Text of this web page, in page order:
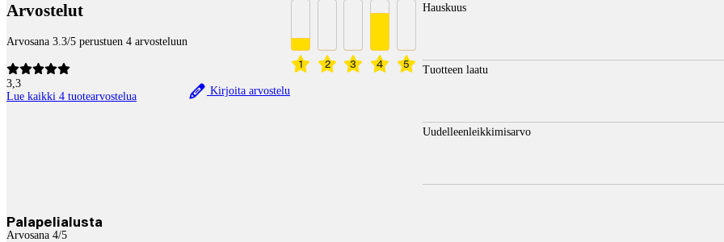
Arvostelut
Arvosana 3.3/5 perustuen 4 arvosteluun
3,3
Lue kaikki 4 tuotearvostelua
Kirjoita arvostelu
1 2 3 4 5
Hauskuus
Tuotteen laatu
Uudelleenleikkimisarvo
Palapelialusta
Arvosana 4/5